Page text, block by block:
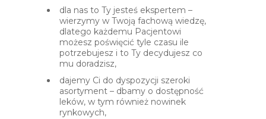
dla nas to Ty jesteś ekspertem –
wierzymy w Twoją fachową wiedzę,
dlatego każdemu Pacjentowi
możesz poświęcić tyle czasu ile
potrzebujesz i to Ty decydujesz co
mu doradzisz,
dajemy Ci do dyspozycji szeroki
asortyment – dbamy o dostępność
leków, w tym również nowinek
rynkowych,